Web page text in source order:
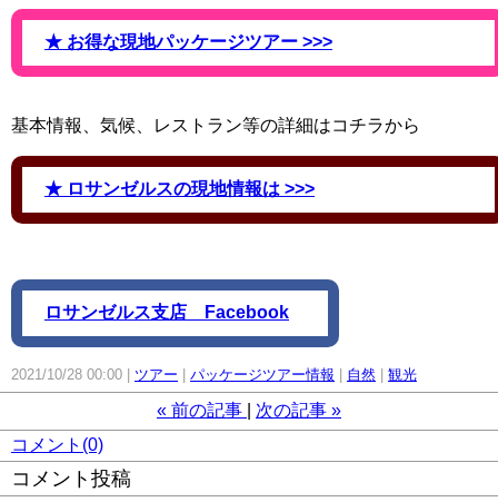
★ お得な現地パッケージツアー >>>
基本情報、気候、レストラン等の詳細はコチラから
★ ロサンゼルスの現地情報は >>>
ロサンゼルス支店 Facebook
2021/10/28 00:00 ツアー パッケージツアー情報 自然 観光
« 前の記事 次の記事 »
コメント(0)
コメント投稿